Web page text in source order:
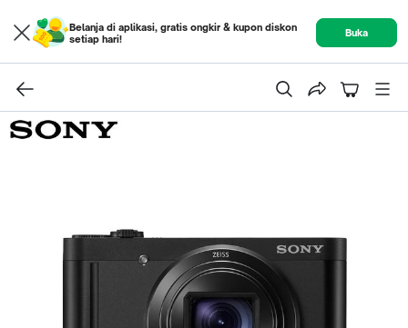
Belanja di aplikasi, gratis ongkir & kupon diskon
setiap hari!
Buka